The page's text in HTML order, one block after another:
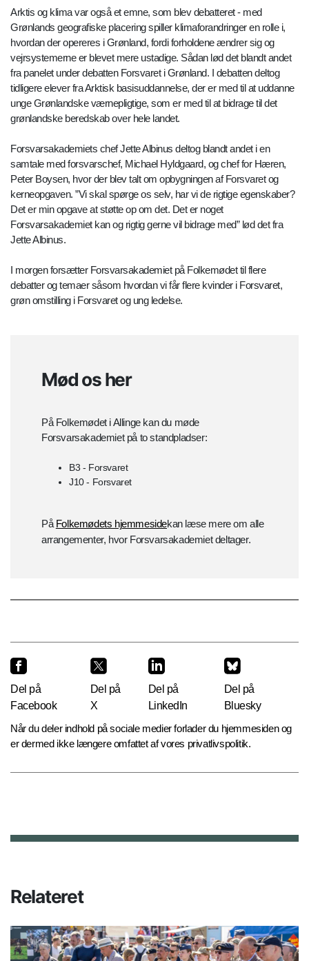
Arktis og klima var også et emne, som blev debatteret - med
Grønlands geografiske placering spiller klimaforandringer en rolle i,
hvordan der opereres i Grønland, fordi forholdene ændrer sig og
vejrsystemerne er blevet mere ustadige. Sådan lød det blandt andet
fra panelet under debatten Forsvaret i Grønland. I debatten deltog
tidligere elever fra Arktisk basisuddannelse, der er med til at uddanne
unge Grønlandske værnepligtige, som er med til at bidrage til det
grønlandske beredskab over hele landet.
Forsvarsakademiets chef Jette Albinus deltog blandt andet i en
samtale med forsvarschef, Michael Hyldgaard, og chef for Hæren,
Peter Boysen, hvor der blev talt om opbygningen af Forsvaret og
kerneopgaven. ”Vi skal spørge os selv, har vi de rigtige egenskaber?
Det er min opgave at støtte op om det. Det er noget
Forsvarsakademiet kan og rigtig gerne vil bidrage med” lød det fra
Jette Albinus.
I morgen forsætter Forsvarsakademiet på Folkemødet til flere
debatter og temaer såsom hvordan vi får flere kvinder i Forsvaret,
grøn omstilling i Forsvaret og ung ledelse.
Mød os her
På Folkemødet i Allinge kan du møde
Forsvarsakademiet på to standpladser:
B3 - Forsvaret
J10 - Forsvaret
På Folkemødets hjemmesidekan læse mere om alle
arrangementer, hvor Forsvarsakademiet deltager.
Del på
Facebook
Del på
X
Del på
LinkedIn
Del på
Bluesky
Når du deler indhold på sociale medier forlader du hjemmesiden og
er dermed ikke længere omfattet af vores privatlivspolitik.
Relateret